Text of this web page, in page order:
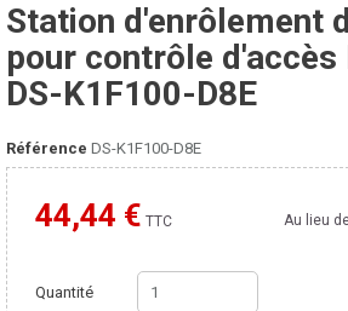
Station d'enrôlement
pour contrôle
DS-K1F100-D8E
Référence DS-K1F100-D8E
44,44 € TTC
Moins cher ailleurs ? Au lieu
Quantité